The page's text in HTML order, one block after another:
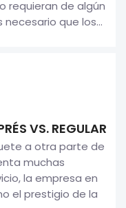
requieran de algún
que los...
VS. REGULAR
a otra parte de
muchas
la empresa en
el prestigio de la